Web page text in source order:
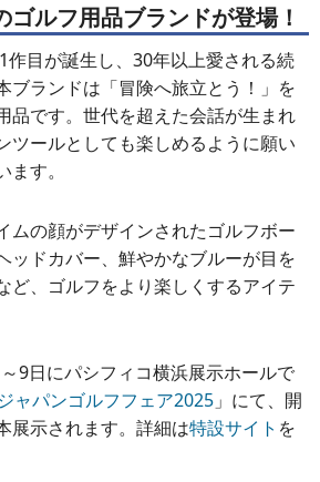
ルフ用品ブランドが登場！
作目が誕生し、30年以上愛される続
ブランドは「冒険へ旅立とう！」を
品です。世代を超えた会話が生まれ
ツールとしても楽しめるように願い
す。
ムの顔がデザインされたゴルフボー
ッドカバー、鮮やかなブルーが目を
ど、ゴルフをより楽しくするアイテ
9日にパシフィコ横浜展示ホールで
ャパンゴルフフェア2025 」にて、開
展示されます。詳細は特設サイト を